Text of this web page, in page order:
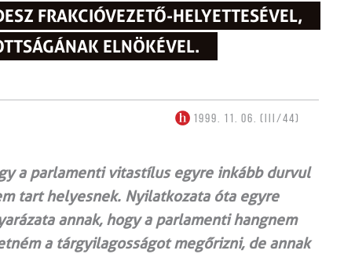
FRAKCIÓVEZETŐ-HELYETTESÉVEL,
ELNÖKÉVEL.
1999. 11. 06. (III/44)
a parlamenti vitastílus egyre inkább durvul
tart helyesnek. Nyilatkozata óta egyre
annak, hogy a parlamenti hangnem
a tárgyilagosságot megőrizni, de annak